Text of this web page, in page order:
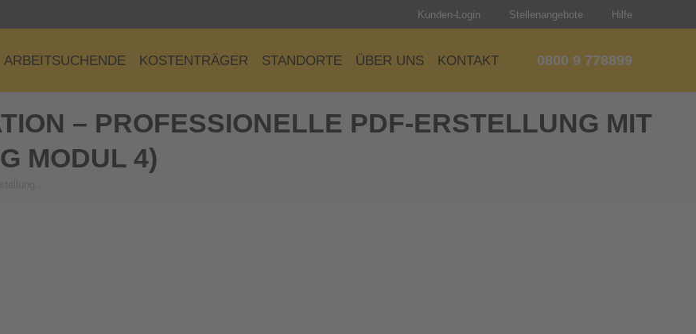
Kunden-Login Stellenangebote Hilfe
ARBEITSUCHENDE KOSTENTRÄGER STANDORTE ÜBER UNS KONTAKT 0800 9 778899
– PROFESSIONELLE PDF-ERSTELLUNG MIT
MODUL 4)